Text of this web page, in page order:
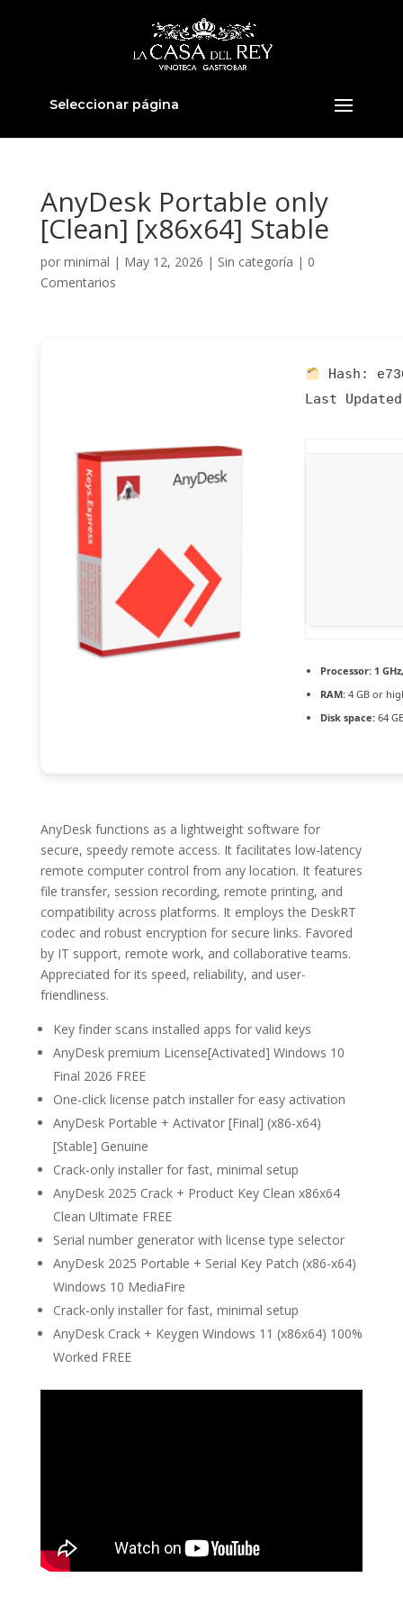
Seleccionar página
AnyDesk Portable only
[Clean] [x86x64] Stable
por minimal | May 12, 2026 | Sin categoría | 0
Comentarios
Hash:
Last
Processor:1
RAM:4 GB or
Disk space:64
AnyDesk functions as a lightweight software for
secure, speedy remote access. It facilitates low-latency
remote computer control from any location. It features
file transfer, session recording, remote printing, and
compatibility across platforms. It employs the DeskRT
codec and robust encryption for secure links. Favored
by IT support, remote work, and collaborative teams.
Appreciated for its speed, reliability, and user-
friendliness.
Key finder scans installed apps for valid keys
AnyDesk premium License[Activated] Windows 10
Final 2026 FREE
One-click license patch installer for easy activation
AnyDesk Portable + Activator [Final] (x86-x64)
[Stable] Genuine
Crack-only installer for fast, minimal setup
AnyDesk 2025 Crack + Product Key Clean x86x64
Clean Ultimate FREE
Serial number generator with license type selector
AnyDesk 2025 Portable + Serial Key Patch (x86-x64)
Windows 10 MediaFire
Crack-only installer for fast, minimal setup
AnyDesk Crack + Keygen Windows 11 (x86x64) 100%
Worked FREE